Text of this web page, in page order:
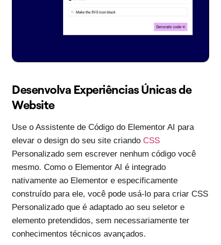
Desenvolva Experiências Únicas de
Website
Use o Assistente de Código do Elementor AI para
elevar o design do seu site criando CSS
Personalizado sem escrever nenhum código você
mesmo. Como o Elementor AI é integrado
nativamente ao Elementor e especificamente
construído para ele, você pode usá-lo para criar CSS
Personalizado que é adaptado ao seu seletor e
elemento pretendidos, sem necessariamente ter
conhecimentos técnicos avançados.